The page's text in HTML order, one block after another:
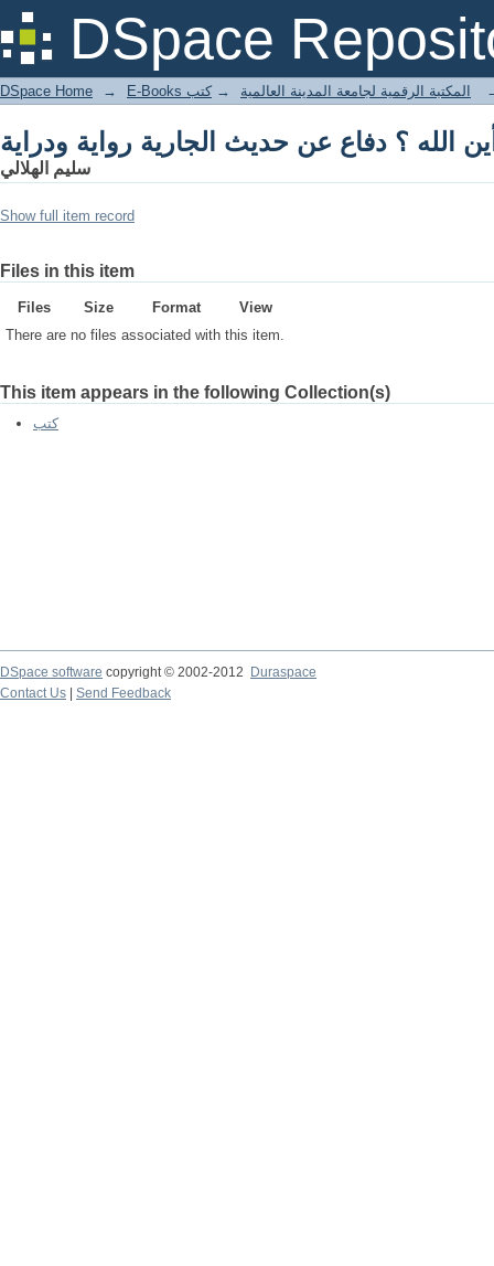
DSpace
الله ؟ دفاع عن حديث الجارية رواية ودراية
DSpace Home → E-Books المكتبة الرقمية لجامعة المدينة العالمية → كتب
الله ؟ دفاع عن حديث الجارية رواية ودراية
سليم الهلالي
Show full item record
Files in this item
Files Size Format
View
There are no files associated with this item.
This item appears in the following Collection(s)
كتب
DSpace software copyright © 2002-2012
Duraspace
Contact Us
Send Feedback